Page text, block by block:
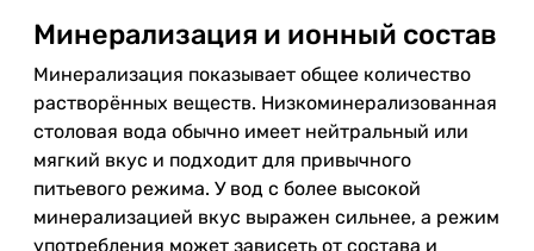
Минерализация и ионный состав
Минерализация показывает общее количество
растворённых веществ. Низкоминерализованная
столовая вода обычно имеет нейтральный или
мягкий вкус и подходит для привычного
питьевого режима. У вод с более высокой
минерализацией вкус выражен сильнее, а режим
употребления может зависеть от состава и